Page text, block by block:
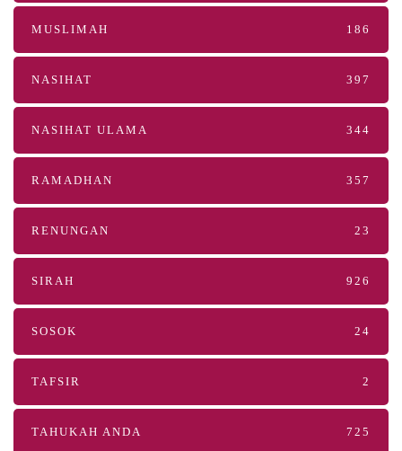
MUSLIMAH 186
NASIHAT 397
NASIHAT ULAMA 344
RAMADHAN 357
RENUNGAN 23
SIRAH 926
SOSOK 24
TAFSIR 2
TAHUKAH ANDA 725